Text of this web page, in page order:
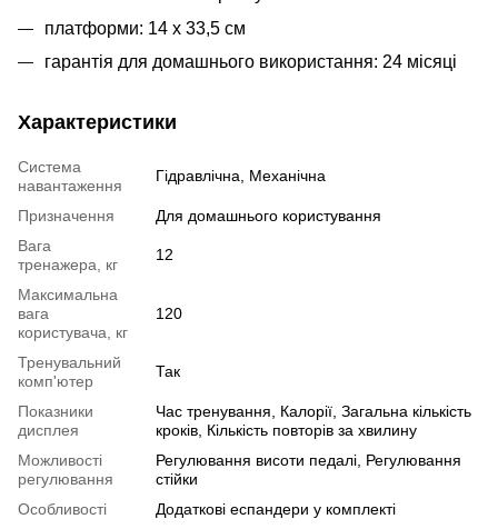
платформи: 14 х 33,5 см
гарантія для домашнього використання: 24 місяці
Характеристики
Система
навантаження
Гідравлічна, Механічна
Призначення
Для домашнього користування
Вага
тренажера, кг
12
Максимальна
вага
користувача, кг
120
Тренувальний
комп'ютер
Так
Показники
дисплея
Час тренування, Калорії, Загальна кількість
кроків, Кількість повторів за хвилину
Можливості
регулювання
Регулювання висоти педалі, Регулювання
стійки
Особливості
Додаткові еспандери у комплекті